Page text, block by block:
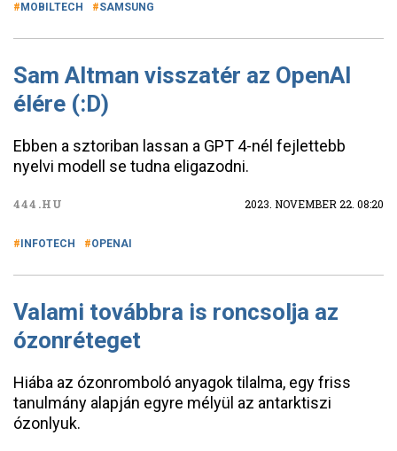
MOBILTECH SAMSUNG
Sam Altman visszatér az OpenAI
élére (:D)
Ebben a sztoriban lassan a GPT 4-nél fejlettebb
nyelvi modell se tudna eligazodni.
444.HU 2023. NOVEMBER 22. 08:20
INFOTECH OPENAI
Valami továbbra is roncsolja az
ózonréteget
Hiába az ózonromboló anyagok tilalma, egy friss
tanulmány alapján egyre mélyül az antarktiszi
ózonlyuk.